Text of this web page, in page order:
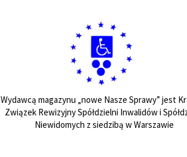
Wydawcą magazynu „nowe Nasze Sprawy” jest
Związek Rewizyjny Spółdzielni Inwalidów i
Niewidomych z siedzibą w Warszawie